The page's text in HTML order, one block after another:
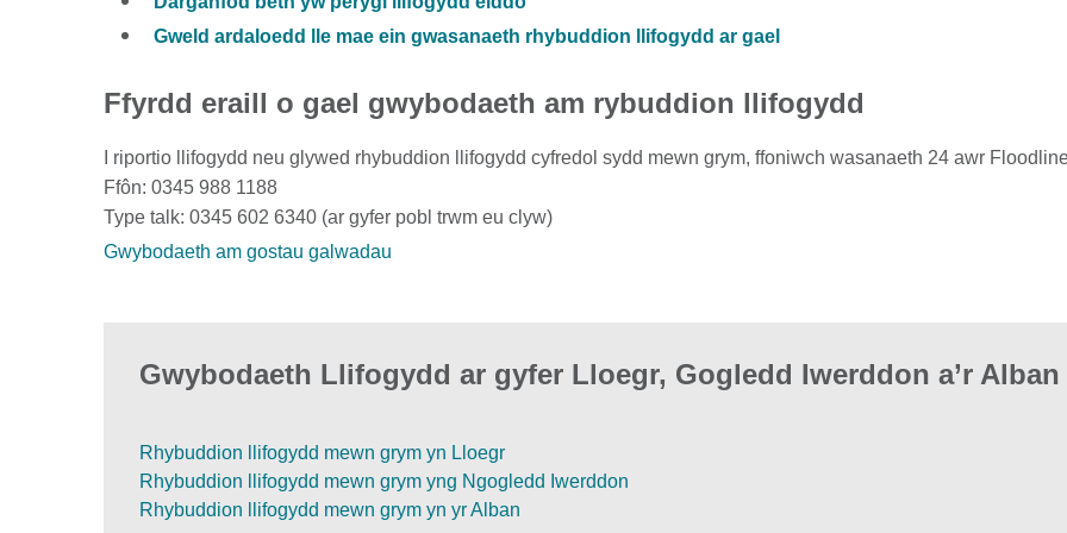
Gweld ardaloedd lle mae ein gwasanaeth rhybuddion llifogydd ar gael
Ffyrdd eraill o gael gwybodaeth am rybuddion llifogydd
I riportio llifogydd neu glywed rhybuddion llifogydd cyfredol sydd mewn grym, ffoniwch wasanaeth 24 awr
Ffôn: 0345 988 1188
Type talk: 0345 602 6340 (ar gyfer pobl trwm eu clyw)
Gwybodaeth am gostau galwadau
Gwybodaeth Llifogydd ar gyfer Lloegr, Gogledd Iwerddon a’r Alban
Rhybuddion llifogydd mewn grym yn Lloegr
Rhybuddion llifogydd mewn grym yng Ngogledd Iwerddon
Rhybuddion llifogydd mewn grym yn yr Alban